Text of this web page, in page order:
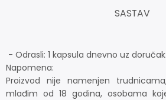
SASTAV
- Odrasli: 1 kapsula dnevno uz doručak.
Napomena:
Proizvod nije namenjen
mlađim od 18 godina, osobama